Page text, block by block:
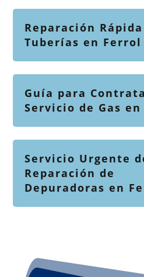
Reparación
Tuberías en Ferrol
Guía para
Servicio de Gas
Servicio Urgente
Reparación de
Depuradoras en